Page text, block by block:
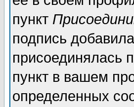
пункт
подпись
присоединялась
пункт в вашем
определенных